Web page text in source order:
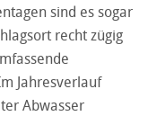
sind es sogar
recht zügig
Jahresverlauf
Abwasser